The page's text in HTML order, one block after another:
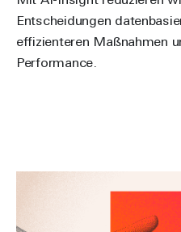
Entscheidungen
effizienteren Maßnahmen
Performance.